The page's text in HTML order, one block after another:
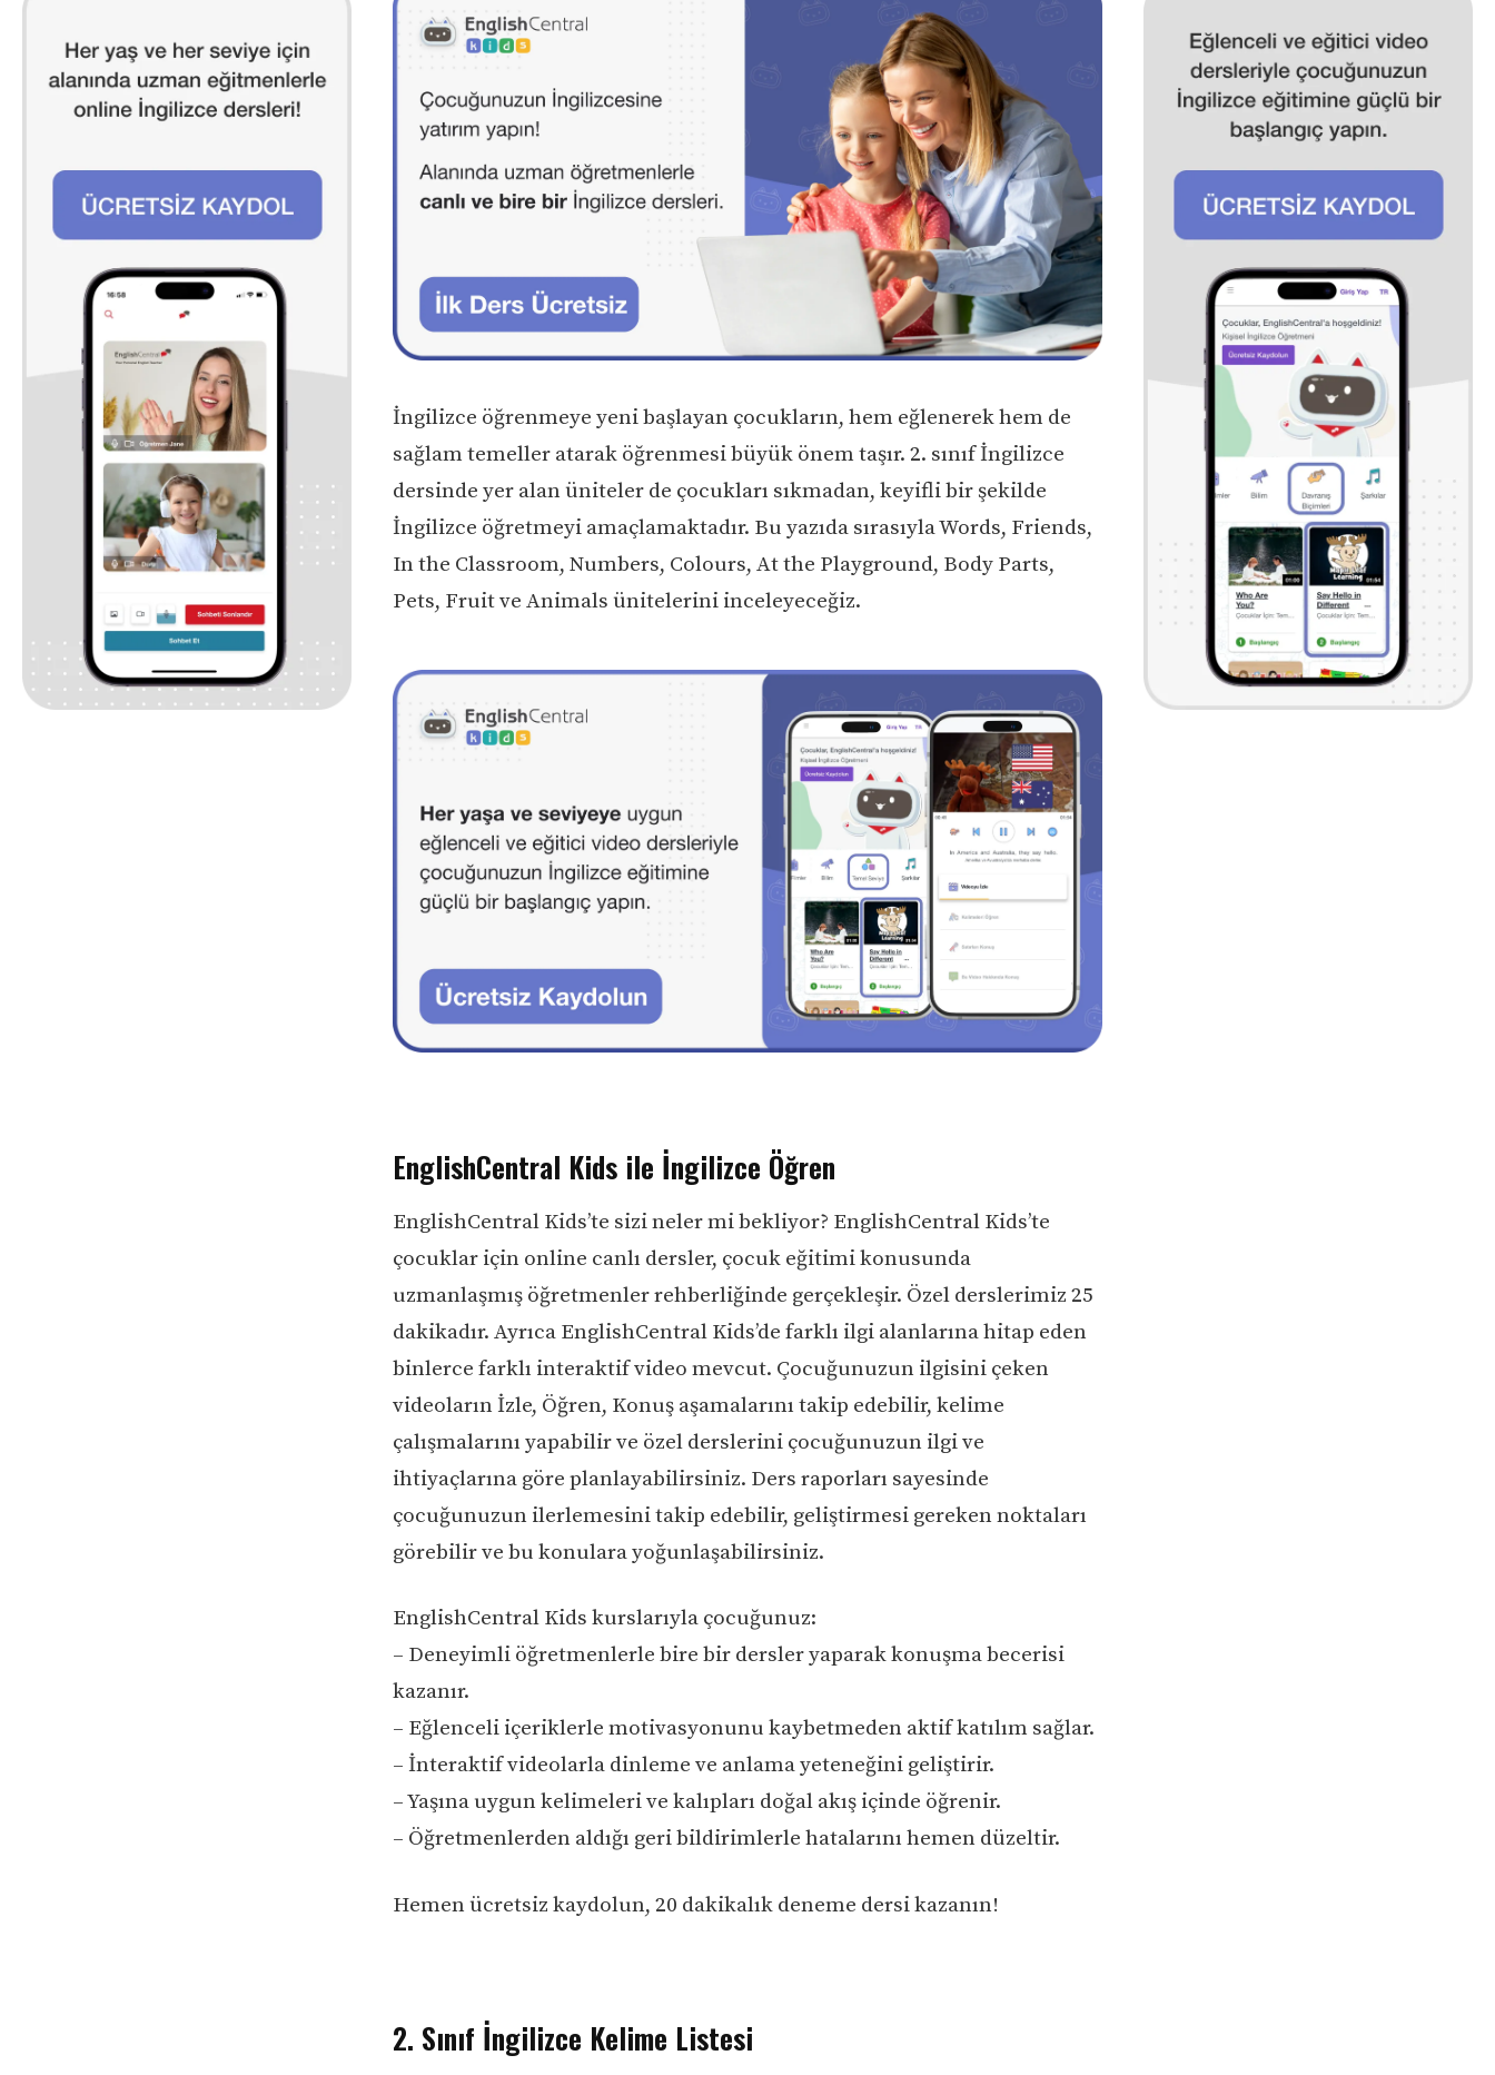
İngilizce öğrenmeye yeni başlayan çocukların, hem eğlenerek hem de
sağlam temeller atarak öğrenmesi büyük önem taşır. 2. sınıf İngilizce
dersinde yer alan üniteler de çocukları sıkmadan, keyifli bir şekilde
İngilizce öğretmeyi amaçlamaktadır. Bu yazıda sırasıyla Words, Friends,
In the Classroom, Numbers, Colours, At the Playground, Body Parts,
Pets, Fruit ve Animals ünitelerini inceleyeceğiz.
EnglishCentral Kids ile İngilizce Öğren
EnglishCentral Kids’te sizi neler mi bekliyor? EnglishCentral Kids’te
çocuklar için online canlı dersler, çocuk eğitimi konusunda
uzmanlaşmış öğretmenler rehberliğinde gerçekleşir. Özel derslerimiz 25
dakikadır. Ayrıca EnglishCentral Kids’de farklı ilgi alanlarına hitap eden
binlerce farklı interaktif video mevcut. Çocuğunuzun ilgisini çeken
videoların İzle, Öğren, Konuş aşamalarını takip edebilir, kelime
çalışmalarını yapabilir ve özel derslerini çocuğunuzun ilgi ve
ihtiyaçlarına göre planlayabilirsiniz. Ders raporları sayesinde
çocuğunuzun ilerlemesini takip edebilir, geliştirmesi gereken noktaları
görebilir ve bu konulara yoğunlaşabilirsiniz.
EnglishCentral Kids kurslarıyla çocuğunuz:
– Deneyimli öğretmenlerle bire bir dersler yaparak konuşma becerisi
kazanır.
– Eğlenceli içeriklerle motivasyonunu kaybetmeden aktif katılım sağlar.
– İnteraktif videolarla dinleme ve anlama yeteneğini geliştirir.
– Yaşına uygun kelimeleri ve kalıpları doğal akış içinde öğrenir.
– Öğretmenlerden aldığı geri bildirimlerle hatalarını hemen düzeltir.
Hemen ücretsiz kaydolun, 20 dakikalık deneme dersi kazanın!
2. Sınıf İngilizce Kelime Listesi